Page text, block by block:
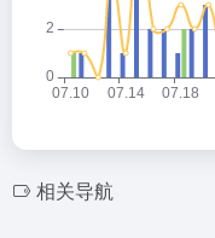
相关导航